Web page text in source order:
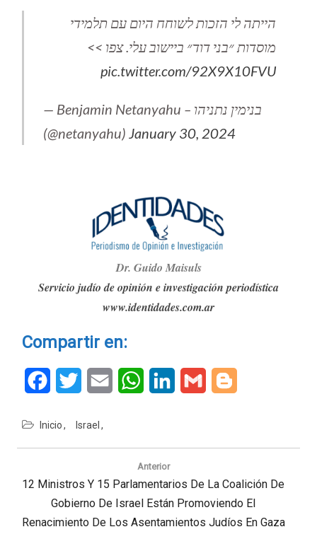
הייתה לי הזכות לשוחח היום עם תלמידי
מוסדות ״בני דוד״ ביישוב עלי. צפו >>
pic.twitter.com/92X9X10FVU
— Benjamin Netanyahu – בנימין נתניהו
(@netanyahu) January 30, 2024
Dr. Guido Maisuls
Servicio judío de opinión e investigación periodística
www.identidades.com.ar
Compartir en:
FacebookTwitter Email WhatsAppLinkedInGmail
Inicio Israel
Navegación
entradas
Anterior
Previous
12 Ministros Y 15 Parlamentarios De La Coalición De
Gobierno De Israel Están Promoviendo El
Renacimiento De Los Asentamientos Judíos En Gaza